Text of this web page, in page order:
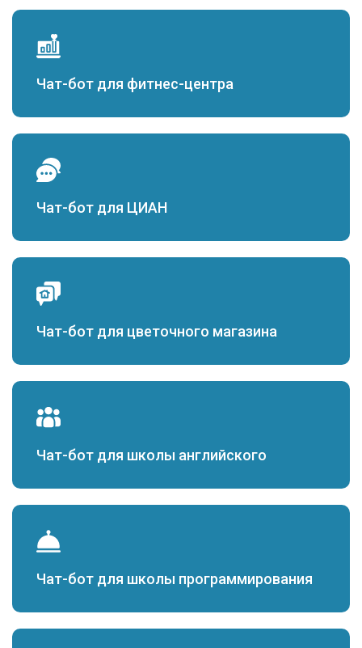
Чат-бот для фитнес-центра
Чат-бот для ЦИАН
Чат-бот для цветочного магазина
Чат-бот для школы английского
Чат-бот для школы программирования